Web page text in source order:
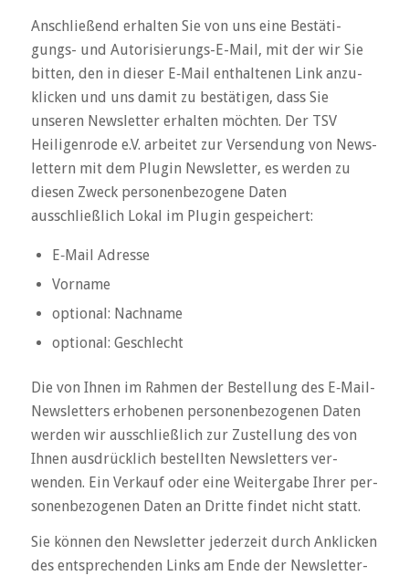
Anschlie­ßend erhalten Sie von uns eine Bestä­ti­
gungs- und Auto­ri­sie­rungs-E-Mail, mit der wir Sie
bitten, den in dieser E‑Mail ent­hal­tenen Link anzu­
kli­cken und uns damit zu bestä­tigen, dass Sie
unseren News­letter erhalten möchten. Der TSV
Heiligenrode e.V. arbeitet zur Ver­sen­dung von News­
let­tern mit dem Plugin Newsletter, es werden zu
diesen Zwe­ck per­so­nen­be­zo­gene Daten
ausschließlich Lokal im Plugin gespei­chert:
E‑Mail Adresse
Vorname
optional: Nach­name
optional: Geschlecht
Die von Ihnen im Rahmen der Bestel­lung des E‑Mail-
News­let­ters erho­benen per­so­nen­be­zo­genen Daten
werden wir aus­schließ­lich zur Zustel­lung des von
Ihnen aus­drück­lich bestellten News­let­ters ver­
wenden. Ein Ver­kauf oder eine Wei­ter­gabe Ihrer per­
so­nen­be­zo­genen Daten an Dritte findet nicht statt.
Sie können den News­letter jeder­zeit durch Ankli­cken
des ent­spre­chenden Links am Ende der News­letter-